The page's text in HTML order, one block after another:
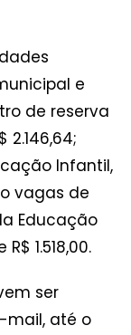
e
de reserva
Infantil,
vagas de
Educação
1.518,00.
ser
mail, até o